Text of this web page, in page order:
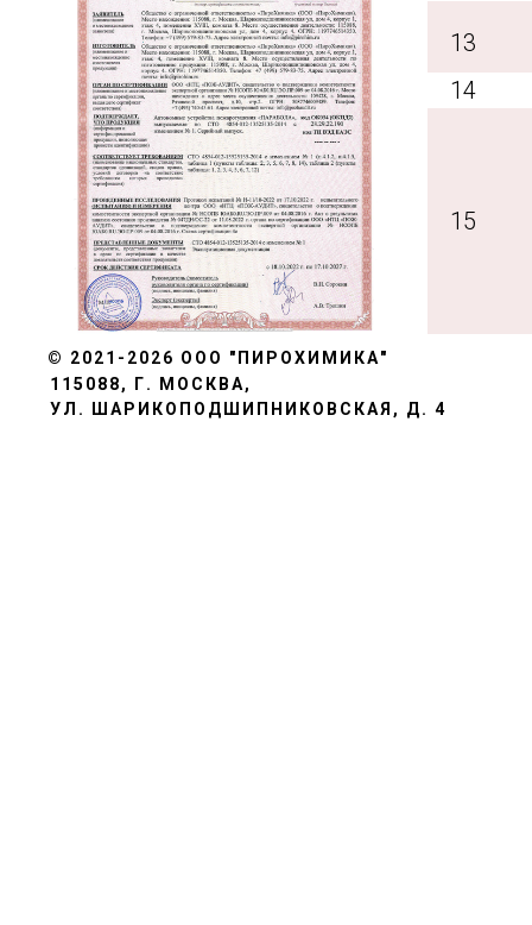
13
14
15
© 2021-2026 ООО "ПИРОХИМИКА"
115088, Г. МОСКВА,
УЛ. ШАРИКОПОДШИПНИКОВСКАЯ, Д. 4